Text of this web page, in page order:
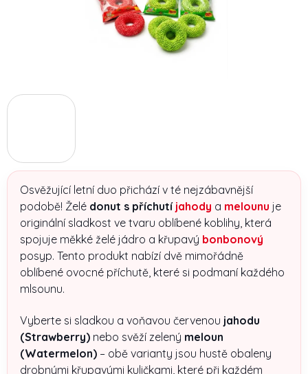
Osvěžující letní duo přichází v té nejzábavnější
podobě! Želé donut s příchutí jahody a melounu je
originální sladkost ve tvaru oblíbené koblihy, která
spojuje měkké želé jádro a křupavý bonbonový
posyp. Tento produkt nabízí dvě mimořádně
oblíbené ovocné příchutě, které si podmaní každého
mlsounu.
Vyberte si sladkou a voňavou červenou jahodu
(Strawberry) nebo svěží zelený meloun
(Watermelon) – obě varianty jsou hustě obaleny
drobnými křupavými kuličkami, které při každém